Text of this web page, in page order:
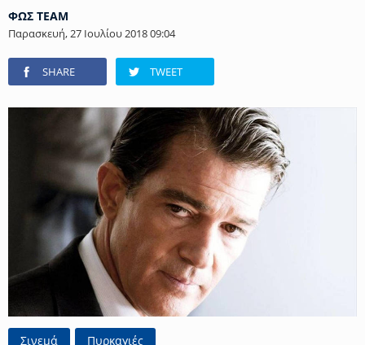
ΦΩΣ TEAM
Παρασκευή, 27 Ιουλίου 2018 09:04
SHARE TWEET
Σινεμά Πυρκαγιές